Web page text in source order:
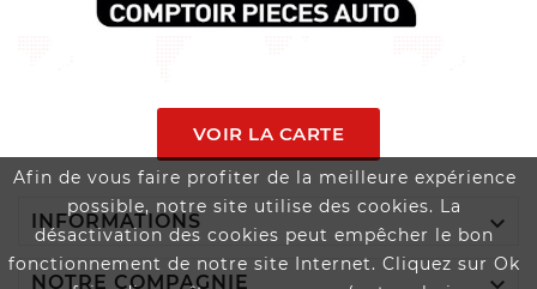
Afin de vous faire profiter de la meilleure expérience
possible, notre site utilise des cookies. La
désactivation des cookies peut empêcher le bon
fonctionnement de notre site Internet. Cliquez sur Ok
VOIR LA CARTE
INFORMATIONS 
NOTRE COMPAGNIE